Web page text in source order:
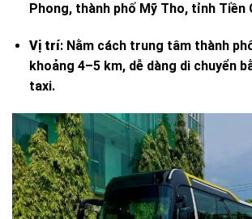
Phong, thành phố Mỹ Tho, tỉnh Tiền
Vị trí: Nằm cách trung tâm thành
khoảng 4–5 km, dễ dàng di chuyển
taxi.